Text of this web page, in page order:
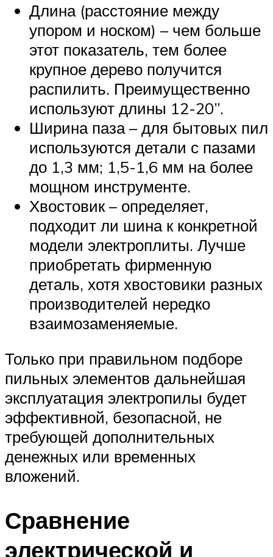
Длина (расстояние между
упором и носком) – чем больше
этот показатель, тем более
крупное дерево получится
распилить. Преимущественно
используют длины 12-20”.
Ширина паза – для бытовых пил
используются детали с пазами
до 1,3 мм; 1,5-1,6 мм на более
мощном инструменте.
Хвостовик – определяет,
подходит ли шина к конкретной
модели электроплиты. Лучше
приобретать фирменную
деталь, хотя хвостовики разных
производителей нередко
взаимозаменяемые.
Только при правильном подборе
пильных элементов дальнейшая
эксплуатация электропилы будет
эффективной, безопасной, не
требующей дополнительных
денежных или временных
вложений.
Сравнение
электрической и